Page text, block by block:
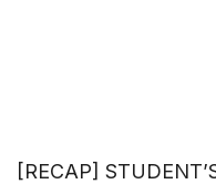
[RECAP]